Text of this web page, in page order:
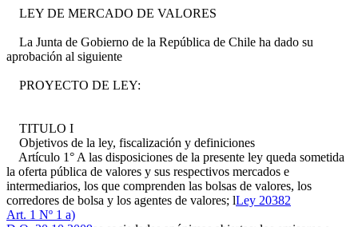
LEY DE MERCADO DE VALORES
La Junta de Gobierno de la República de Chile ha dado su
aprobación al siguiente
PROYECTO DE LEY:
TITULO I
Objetivos de la ley, fiscalización y definiciones
Artículo 1° A las disposiciones de la presente ley queda sometida
la oferta pública de valores y sus respectivos mercados e
intermediarios, los que comprenden las bolsas de valores, los
corredores de bolsa y los agentes de valores; lLey 20382
Art. 1 Nº 1 a)